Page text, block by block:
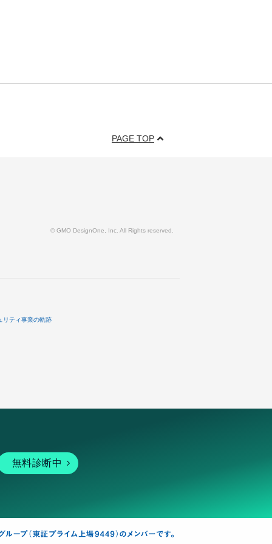
PAGE TOP
© GMO DesignOne, Inc. All Rights reserved.
リティ事業の軌跡
無料診断中